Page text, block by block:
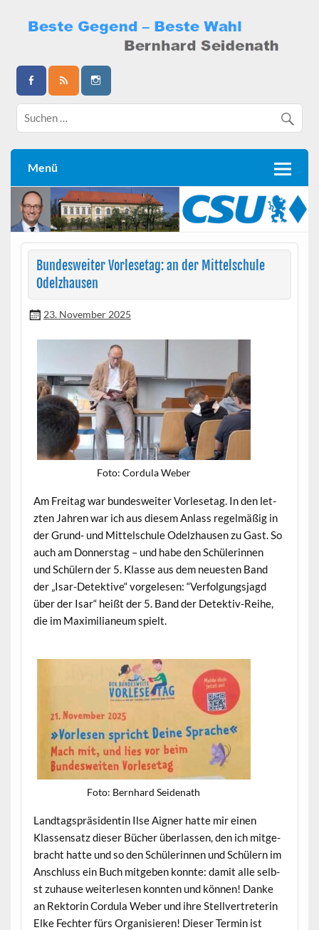
content
Bernhard Seidenath
Menü
Bundesweiter Vorlesetag: an der Mittelschule
Odelzhausen
23. November 2025
Foto: Cor­du­la Weber
Am Fre­itag war bun­desweit­er Vor­lese­tag. In den let­
zten Jahren war ich aus diesem Anlass regelmäßig in
der Grund- und Mit­telschule Odelzhausen zu Gast. So
auch am Don­ner­stag – und habe den Schü­lerin­nen
und Schülern der 5. Klasse aus dem neuesten Band
der „Isar-Detek­tive“ vorge­le­sen: “Ver­fol­gungs­jagd
über der Isar“ heißt der 5. Band der Detek­tiv-Rei­he,
die im Max­i­m­il­ia­neum spielt.
Foto: Bern­hard Seidenath
Land­tagspräsi­dentin Ilse Aign­er hat­te mir einen
Klassen­satz dieser Büch­er über­lassen, den ich mit­ge­
bracht hat­te und so den Schü­lerin­nen und Schülern im
Anschluss ein Buch mit­geben kon­nte: damit alle selb­
st zuhause weit­er­lesen kon­nten und kön­nen! Danke
an Rek­torin Cor­du­la Weber und ihre Stel­lvertreterin
Elke Fechter fürs Organ­isieren! Dieser Ter­min ist